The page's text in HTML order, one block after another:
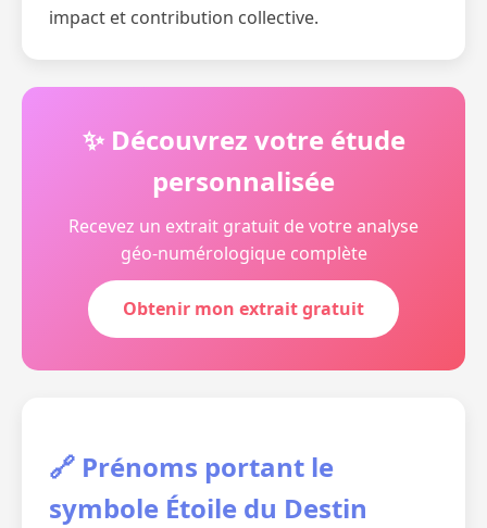
impact et contribution collective.
✨ Découvrez votre étude
personnalisée
Recevez un extrait gratuit de votre analyse
géo-numérologique complète
Obtenir mon extrait gratuit
🔗 Prénoms portant le
symbole Étoile du Destin